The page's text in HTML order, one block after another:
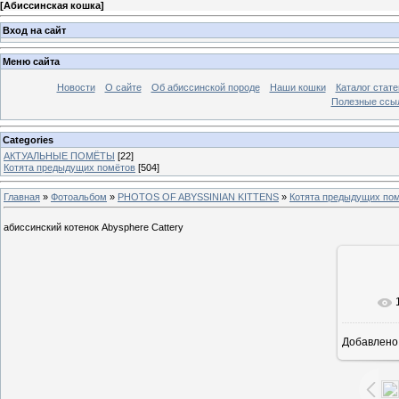
[Абиссинская кошка]
Вход на сайт
Меню сайта
Новости О сайте Об абиссинской породе Наши кошки
Каталог
Полезные
Categories
АКТУАЛЬНЫЕ ПОМЁТЫ [22]
Котята предыдущих помётов [504]
Главная » Фотоальбом » PHOTOS OF ABYSSINIAN KITTENS » Котята предыдущих
абиссинский котенок Abysphere Cattery
В
Добавлено